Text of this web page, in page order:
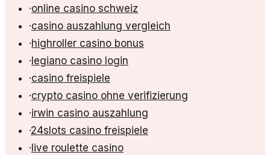
·online casino schweiz
·casino auszahlung vergleich
·highroller casino bonus
· legiano casino login
·casino freispiele
·crypto casino ohne verifizierung
·irwin casino auszahlung
·24slots casino freispiele
· live roulette casino